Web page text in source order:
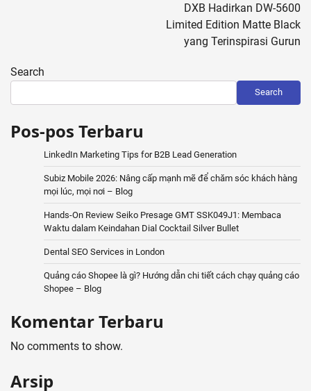
DXB Hadirkan DW-5600
Limited Edition Matte Black
yang Terinspirasi Gurun
Search
Search
Pos-pos Terbaru
LinkedIn Marketing Tips for B2B Lead Generation
Subiz Mobile 2026: Nâng cấp mạnh mẽ để chăm sóc khách hàng
mọi lúc, mọi nơi – Blog
Hands-On Review Seiko Presage GMT SSK049J1: Membaca
Waktu dalam Keindahan Dial Cocktail Silver Bullet
Dental SEO Services in London
Quảng cáo Shopee là gì? Hướng dẫn chi tiết cách chạy quảng cáo
Shopee – Blog
Komentar Terbaru
No comments to show.
Arsip